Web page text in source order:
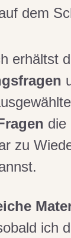
dem
erhältst
die
zu
ich